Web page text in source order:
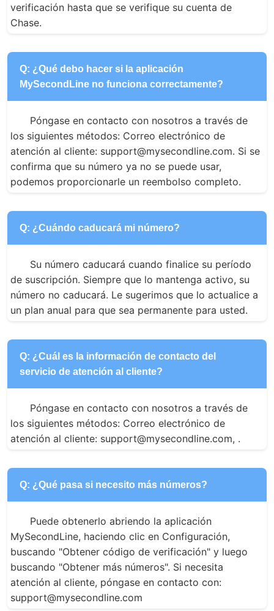
verificación hasta que se verifique su cuenta de
Chase.
Q: ¿Qué debo hacer si la aplicación
MySecondLine no funciona correctamente?
Póngase en contacto con nosotros a través de
los siguientes métodos: Correo electrónico de
atención al cliente: support@mysecondline.com. Si se
confirma que su número ya no se puede usar,
podemos proporcionarle un reembolso completo.
Q: ¿Cuándo caducará mi número?
Su número caducará cuando finalice su período
de suscripción. Siempre que lo mantenga activo, su
número no caducará. Le sugerimos que lo actualice a
un plan anual para que sea permanente para usted.
Q: ¿Cuál es la información de contacto del
servicio de atención al cliente?
Póngase en contacto con nosotros a través de
los siguientes métodos: Correo electrónico de
atención al cliente: support@mysecondline.com, .
Q: ¿Qué pasa si necesito más números?
Puede obtenerlo abriendo la aplicación
MySecondLine, haciendo clic en Configuración,
buscando "Obtener código de verificación" y luego
buscando "Obtener más números". Si necesita
atención al cliente, póngase en contacto con:
support@mysecondline.com